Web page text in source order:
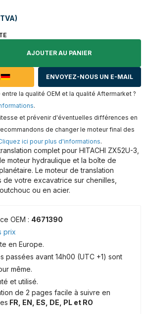
AJOUTER AU PANIER
ENVOYEZ-NOUS UN E-MAIL
la qualité OEM et la qualité Aftermarket ?
.
et prévenir d'éventuelles différences en
de changer le moteur final des
ici pour plus d'informations.
complet pour HITACHI ZX52U-3,
moteur hydraulique et la boîte de
Le moteur de translation
de votre excavatrice sur chenilles,
ou en acier.
OEM : 4671390
prix
en Europe.
passées avant 14h00 (UTC +1) sont
même.
et utilisé.
de 2 pages facile à suivre en
FR, EN, ES, DE, PL et RO